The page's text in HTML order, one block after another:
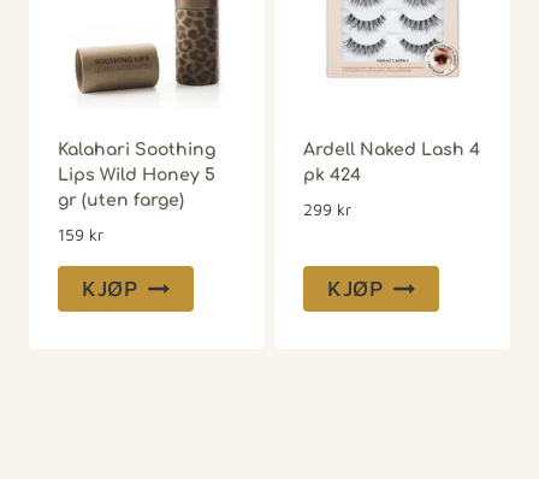
Kalahari Soothing
Lips Wild Honey 5
gr (uten farge)
159 kr
KJØP
Ardell Naked Lash 4
pk 424
299 kr
KJØP